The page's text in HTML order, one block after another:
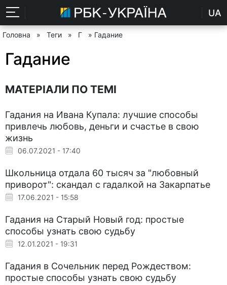
UA
Головна » Теги » Г » Гадание
Гадание
МАТЕРІАЛИ ПО ТЕМІ
Гадания на Ивана Купала: лучшие способы
привлечь любовь, деньги и счастье в свою
жизнь
06.07.2021 - 17:40
Школьница отдала 60 тысяч за "любовный
приворот": скандал с гадалкой на Закарпатье
17.06.2021 - 15:58
Гадания на Старый Новый год: простые
способы узнать свою судьбу
12.01.2021 - 19:31
Гадания в Сочельник перед Рождеством:
простые способы узнать свою судьбу